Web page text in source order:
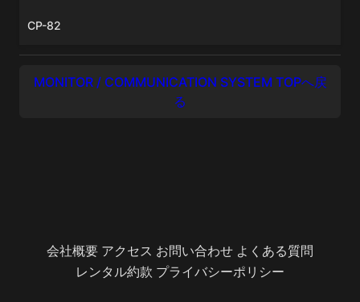
CP-82
MONITOR / COMMUNICATION SYSTEM TOPへ戻
る
会社概要 アクセス お問い合わせ よくある質問
レンタル約款 プライバシーポリシー